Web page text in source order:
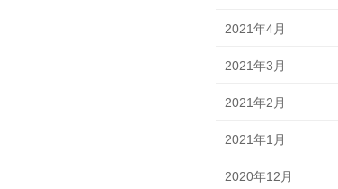
2021年4月
2021年3月
2021年2月
2021年1月
2020年12月